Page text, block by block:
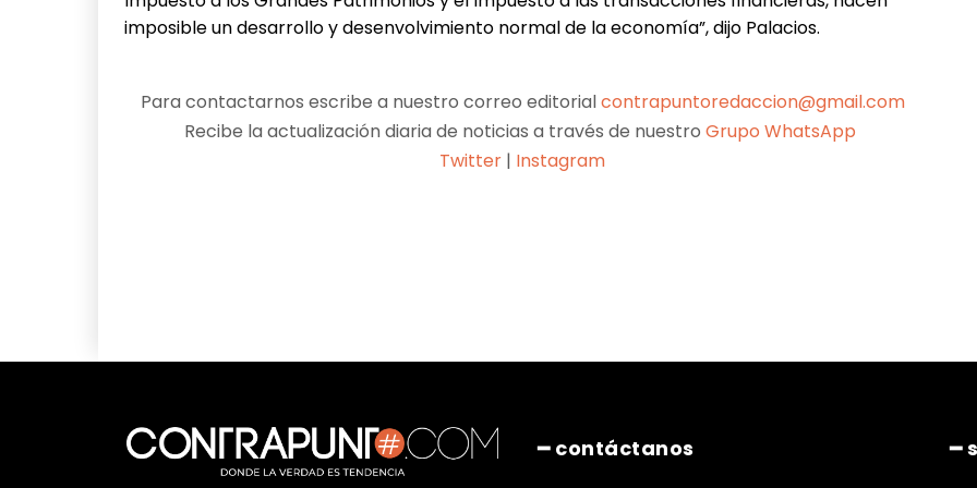
imposible un desarrollo y desenvolvimiento normal de la economía”, dijo Palacios.
Para contactarnos escribe a nuestro correo editorialcontrapuntoredaccion@gmail.com
Recibe la actualización diaria de noticias a través de nuestroGrupo WhatsApp
Twitter | Instagram
━ contáctanos ━